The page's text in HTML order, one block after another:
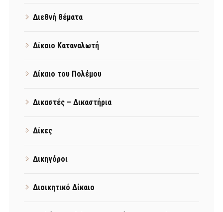
Διεθνή θέματα
Δίκαιο Καταναλωτή
Δίκαιο του Πολέμου
Δικαστές – Δικαστήρια
Δίκες
Δικηγόροι
Διοικητικό Δίκαιο